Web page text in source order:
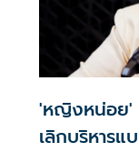
'หญิงหน่อย'
เลิกบริหารแ